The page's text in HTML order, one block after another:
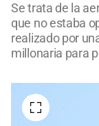
Se trata de la
que no estaba
realizado por
millonaria para